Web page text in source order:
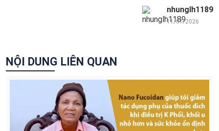
nhunglh1189
11/01/2026
NỘI DUNG LIÊN QUAN